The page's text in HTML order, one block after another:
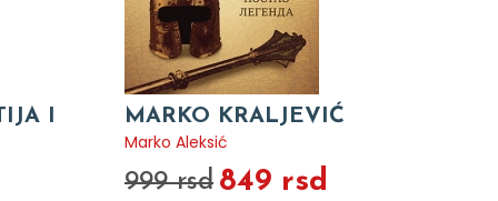
I
MARKO KRALJEVIĆ
Marko Aleksić
999 rsd 849 rsd